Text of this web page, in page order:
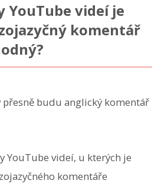
YouTube videí je
komentář
přesně budu anglický komentář
YouTube videí, u kterých je
komentáře